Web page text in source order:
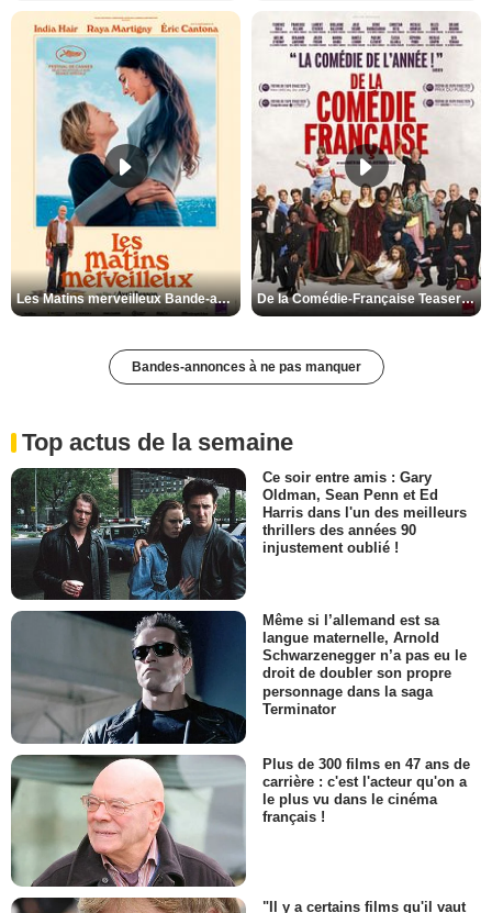
Les Matins merveilleux Bande-annonce VF De la Comédie-Française Teaser VF
Bandes-annonces à ne pas manquer
Top actus de la semaine
Ce soir entre amis : Gary
Oldman, Sean Penn et Ed
Harris dans l'un des meilleurs
thrillers des années 90
injustement oublié !
Même si l’allemand est sa
langue maternelle, Arnold
Schwarzenegger n’a pas eu le
droit de doubler son propre
personnage dans la saga
Terminator
Plus de 300 films en 47 ans de
carrière : c'est l'acteur qu'on a
le plus vu dans le cinéma
français !
"Il y a certains films qu'il vaut